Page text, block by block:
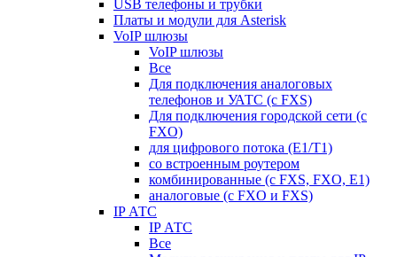
USB телефоны и трубки
Платы и модули для Asterisk
VoIP шлюзы
VoIP шлюзы
Все
Для подключения аналоговых
телефонов и УАТС (с FXS)
Для подключения городской сети (с
FXO)
для цифрового потока (E1/T1)
со встроенным роутером
комбинированные (c FXS, FXO, E1)
аналоговые (с FXO и FXS)
IP АТС
IP АТС
Все